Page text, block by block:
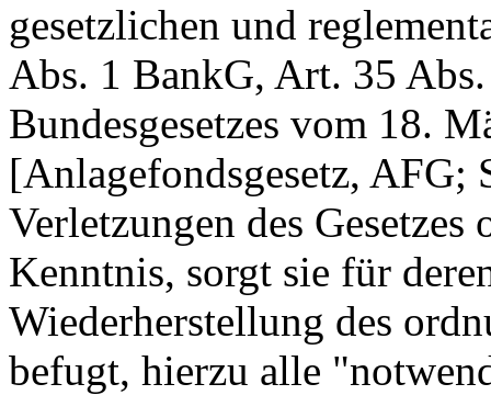
gesetzlichen und
Abs. 1 BankG, Art. 35
Bundesgesetzes vom 18.
[Anlagefondsgesetz, AFG;
Verletzungen des
Kenntnis, sorgt sie für
Wiederherstellung des
befugt, hierzu alle